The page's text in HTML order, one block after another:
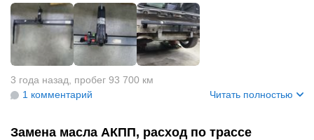
+6
3 года назад
пробег 93 700 км
1 комментарий
Читать полностью
Замена масла АКПП, расход по трассе